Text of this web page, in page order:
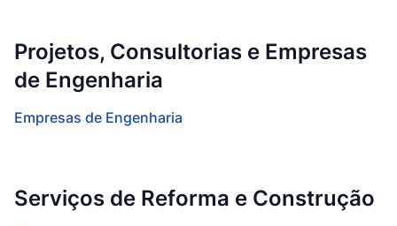
Projetos, Consultorias e Empresas
de Engenharia
Empresas de Engenharia
Serviços de Reforma e Construção